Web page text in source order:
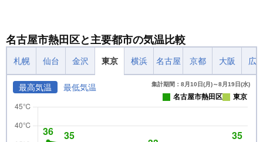
名古屋市熱田区と主要都市の気温比較
札幌 仙台 金沢 東京 横浜 名古屋 京都 大阪 広
最高気温 最低気温 集計期間：8月10日(月)～8月19日(水)
名古屋市熱田区 東京